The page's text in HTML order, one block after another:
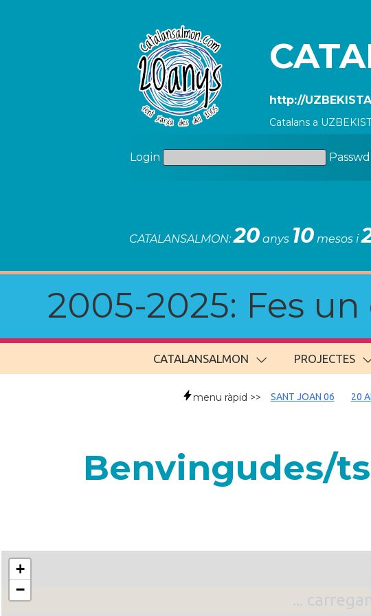
http://
Catalans a
Login Passwd
CATALANSALMON:20 anys 10 mesos i
2005-2025: Fes
CATALANSALMON PROJECTES
menu ràpid >> SANT JOAN 06 20
Benvingudes/ts
...
+
−